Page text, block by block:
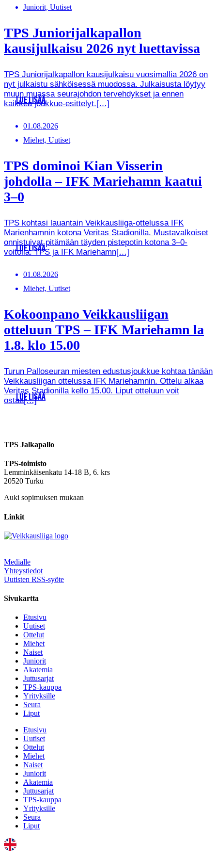
Juniorit, Uutiset
TPS Juniorijalkapallon
kausijulkaisu 2026 nyt luettavissa
TPS Juniorijalkapallon kausijulkaisu vuosimallia 2026 on
nyt julkaistu sähköisessä muodossa. Julkaisusta löytyy
muun muassa seurajohdon tervehdykset ja ennen
kaikkea joukkue-esittelyt.[…]
LUE LISÄÄ
01.08.2026
Miehet, Uutiset
TPS dominoi Kian Visserin
johdolla – IFK Mariehamn kaatui
3–0
TPS kohtasi lauantain Veikkausliiga-ottelussa IFK
Marienhamnin kotona Veritas Stadionilla. Mustavalkoiset
onnistuivat pitämään täyden pistepotin kotona 3–0-
voitolla. TPS ja IFK Mariehamn[…]
LUE LISÄÄ
01.08.2026
Miehet, Uutiset
Kokoonpano Veikkausliigan
otteluun TPS – IFK Mariehamn la
1.8. klo 15.00
Turun Palloseuran miesten edustusjoukkue kohtaa tänään
Veikkausliigan ottelussa IFK Mariehamnin. Ottelu alkaa
Veritas Stadionilla kello 15.00. Liput otteluun voit
ostaa[…]
LUE LISÄÄ
TPS Jalkapallo
TPS-toimisto
Lemminkäisenkatu 14-18 B, 6. krs
20520 Turku
Auki sopimuksen mukaan
Linkit
Medialle
Yhteystiedot
Uutisten RSS-syöte
Sivukartta
Etusivu
Uutiset
Ottelut
Miehet
Naiset
Juniorit
Akatemia
Juttusarjat
TPS-kauppa
Yrityksille
Seura
Liput
Etusivu
Uutiset
Ottelut
Miehet
Naiset
Juniorit
Akatemia
Juttusarjat
TPS-kauppa
Yrityksille
Seura
Liput